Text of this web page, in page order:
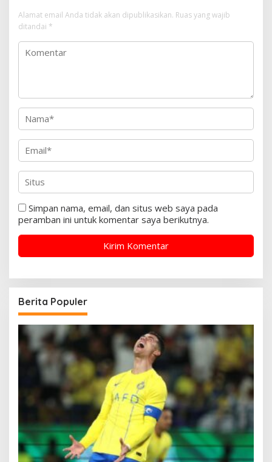
Alamat email Anda tidak akan dipublikasikan. Ruas yang wajib
ditandai *
Simpan nama, email, dan situs web saya pada
peramban ini untuk komentar saya berikutnya.
Berita Populer